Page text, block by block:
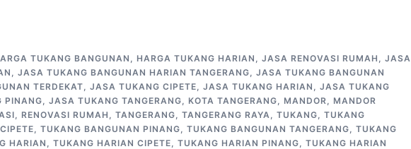
TUKANG BANGUNAN , HARGA TUKANG HARIAN , JASA RENOVASI RUMAH , JASA
, JASA TUKANG BANGUNAN HARIAN TANGERANG, JASA TUKANG BANGUNAN
TERDEKAT, JASA TUKANG CIPETE, JASA TUKANG HARIAN , JASA TUKANG
PINANG, JASA TUKANG TANGERANG, KOTA TANGERANG, MANDOR, MANDOR
, RENOVASI RUMAH , TANGERANG, TANGERANG RAYA, TUKANG, TUKANG
, TUKANG BANGUNAN PINANG, TUKANG BANGUNAN TANGERANG, TUKANG
HARIAN , TUKANG HARIAN CIPETE, TUKANG HARIAN PINANG, TUKANG HARIAN